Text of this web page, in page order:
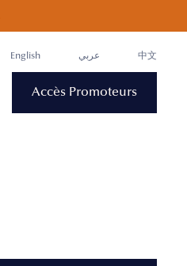
English عربي 中文
Accès Promoteurs